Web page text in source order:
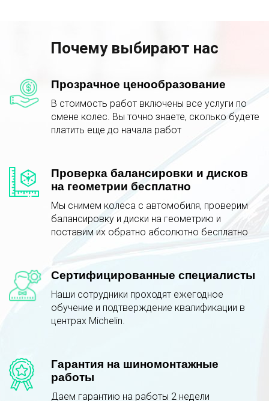
Почему выбирают нас
Прозрачное ценообразование
В стоимость работ включены все услуги по
смене колес. Вы точно знаете, сколько будете
платить еще до начала работ
Проверка балансировки и дисков
на геометрии бесплатно
Мы снимем колеса с автомобиля, проверим
балансировку и диски на геометрию и
поставим их обратно абсолютно бесплатно
Сертифицированные специалисты
Наши сотрудники проходят ежегодное
обучение и подтверждение квалификации в
центрах Michelin.
Гарантия на шиномонтажные
работы
Даем гарантию на работы 2 недели